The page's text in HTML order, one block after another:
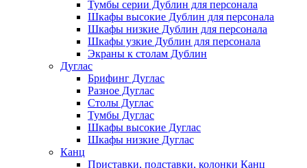
Тумбы серии Дублин для персонала
Шкафы высокие Дублин для персонала
Шкафы низкие Дублин для персонала
Шкафы узкие Дублин для персонала
Экраны к столам Дублин
Дуглас
Брифинг Дуглас
Разное Дуглас
Столы Дуглас
Тумбы Дуглас
Шкафы высокие Дуглас
Шкафы низкие Дуглас
Канц
Приставки, подставки, колонки Канц